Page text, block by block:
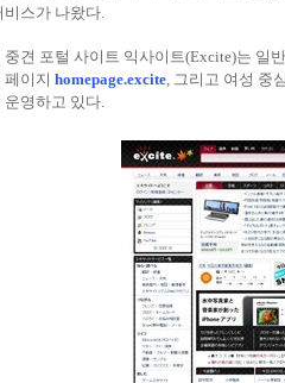
비스가 나왔다.
중견 포털 사이트 익사이트(Excite)는 일
페이지 homepage.excite, 그리고 여성 중
운영하고 있다.